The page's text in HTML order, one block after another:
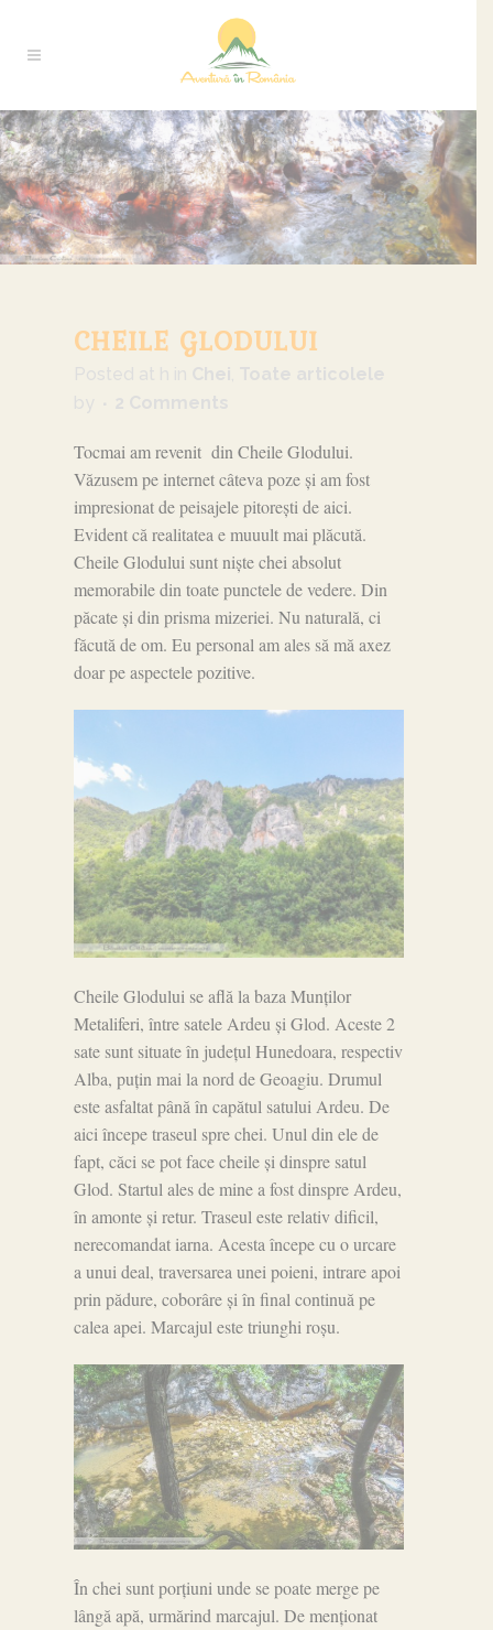
CHEILE GLODULUI
Tocmai am revenit din Cheile Glodului.
Văzusem pe internet câteva poze și am fost
impresionat de peisajele pitorești de aici.
Evident că realitatea e muuult mai plăcută.
Cheile Glodului sunt niște chei absolut
memorabile din toate punctele de vedere. Din
păcate și din prisma mizeriei. Nu naturală, ci
făcută de om. Eu personal am ales să mă axez
doar pe aspectele pozitive.
Cheile Glodului se află la baza Munților
Metaliferi, între satele Ardeu și Glod. Aceste 2
sate sunt situate în județul Hunedoara, respectiv
Alba, puțin mai la nord de Geoagiu. Drumul
este asfaltat până în capătul satului Ardeu. De
aici începe traseul spre chei. Unul din ele de
fapt, căci se pot face cheile și dinspre satul
Glod. Startul ales de mine a fost dinspre Ardeu,
în amonte și retur. Traseul este relativ dificil,
nerecomandat iarna. Acesta începe cu o urcare
a unui deal, traversarea unei poieni, intrare apoi
prin pădure, coborâre și în final continuă pe
calea apei. Marcajul este triunghi roșu.
În chei sunt porțiuni unde se poate merge pe
lângă apă, urmărind marcajul. De menționat